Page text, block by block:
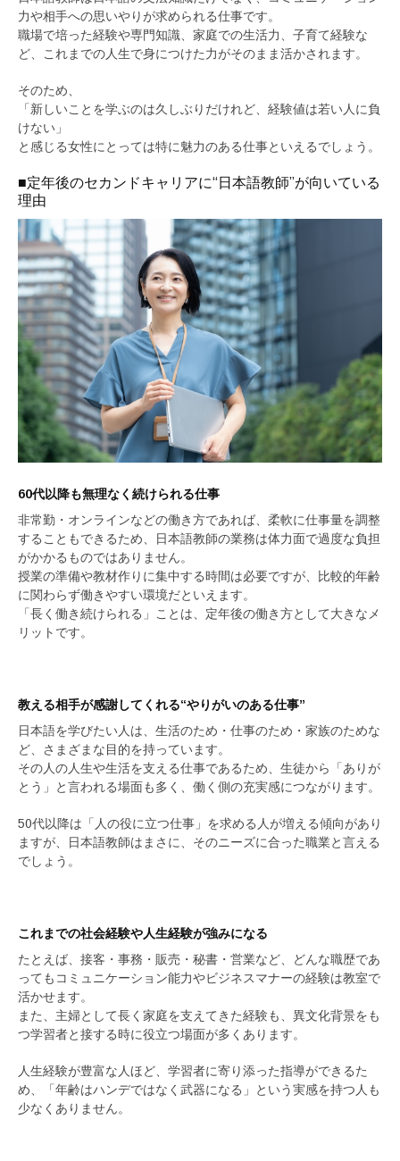
力や相手への思いやりが求められる仕事です。
職場で培った経験や専門知識、家庭での生活力、子育て経験な
ど、これまでの人生で身につけた力がそのまま活かされます。
そのため、
「新しいことを学ぶのは久しぶりだけれど、経験値は若い人に負
けない」
と感じる女性にとっては特に魅力のある仕事といえるでしょう。
■定年後のセカンドキャリアに“日本語教師”が向いている
理由
60代以降も無理なく続けられる仕事
非常勤・オンラインなどの働き方であれば、柔軟に仕事量を調整
することもできるため、日本語教師の業務は体力面で過度な負担
がかかるものではありません。
授業の準備や教材作りに集中する時間は必要ですが、比較的年齢
に関わらず働きやすい環境だといえます。
「長く働き続けられる」ことは、定年後の働き方として大きなメ
リットです。
教える相手が感謝してくれる“やりがいのある仕事”
日本語を学びたい人は、生活のため・仕事のため・家族のためな
ど、さまざまな目的を持っています。
その人の人生や生活を支える仕事であるため、生徒から「ありが
とう」と言われる場面も多く、働く側の充実感につながります。
50代以降は「人の役に立つ仕事」を求める人が増える傾向があり
ますが、日本語教師はまさに、そのニーズに合った職業と言える
でしょう。
これまでの社会経験や人生経験が強みになる
たとえば、接客・事務・販売・秘書・営業など、どんな職歴であ
ってもコミュニケーション能力やビジネスマナーの経験は教室で
活かせます。
また、主婦として長く家庭を支えてきた経験も、異文化背景をも
つ学習者と接する時に役立つ場面が多くあります。
人生経験が豊富な人ほど、学習者に寄り添った指導ができるた
め、「年齢はハンデではなく武器になる」という実感を持つ人も
少なくありません。